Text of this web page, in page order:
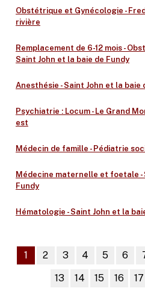
Obstétrique et Gynécologie -
rivière
Remplacement de 6-12 mois -
Saint John et la baie de Fundy
Anesthésie - Saint John et la baie
Psychiatrie : Locum - Le Grand
est
Médecin de famille - Pédiatrie
Médecine maternelle et foetale -
Fundy
Hématologie - Saint John et la
1 2 3 4 5 6
13
14 15 16 17